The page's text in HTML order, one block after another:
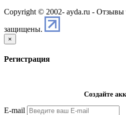
Copyright © 2002- ayda.ru - Отзывы
защищены.
×
Регистрация
Создайте
E-mail